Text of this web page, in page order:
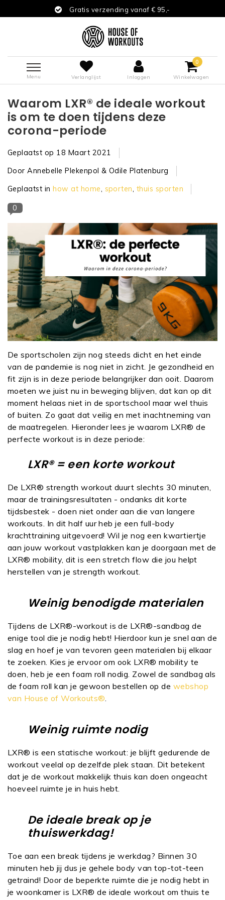
Gratis verzending vanaf € 95,-
Menu Verlanglijst Inloggen
0
Winkelwagen
Waarom LXR® de ideale workout
is om te doen tijdens deze
corona-periode
Geplaatst op 18 Maart 2021
Door Annebelle Plekenpol & Odile Platenburg
Geplaatst inhow at home, sporten, thuis sporten
0
De sportscholen zijn nog steeds dicht en het einde
van de pandemie is nog niet in zicht. Je gezondheid en
fit zijn is in deze periode belangrijker dan ooit. Daarom
moeten we juist nu in beweging blijven, dat kan op dit
moment helaas niet in de sportschool maar wel thuis
of buiten. Zo gaat dat veilig en met inachtneming van
de maatregelen. Hieronder lees je waarom LXR® de
perfecte workout is in deze periode:
LXR® = een korte workout
De LXR® strength workout duurt slechts 30 minuten,
maar de trainingsresultaten - ondanks dit korte
tijdsbestek - doen niet onder aan die van langere
workouts. In dit half uur heb je een full-body
krachttraining uitgevoerd! Wil je nog een kwartiertje
aan jouw workout vastplakken kan je doorgaan met de
LXR® mobility, dit is een stretch flow die jou helpt
herstellen van je strength workout.
Weinig benodigde materialen
Tijdens de LXR®-workout is de LXR®-sandbag de
enige tool die je nodig hebt! Hierdoor kun je snel aan de
slag en hoef je van tevoren geen materialen bij elkaar
te zoeken. Kies je ervoor om ook LXR® mobility te
doen, heb je een foam roll nodig. Zowel de sandbag als
de foam roll kan je gewoon bestellen op de webshop
van House of Workouts®
Weinig ruimte nodig
LXR® is een statische workout: je blijft gedurende de
workout veelal op dezelfde plek staan. Dit betekent
dat je de workout makkelijk thuis kan doen ongeacht
hoeveel ruimte je in huis hebt.
De ideale break op je
thuiswerkdag!
Toe aan een break tijdens je werkdag? Binnen 30
minuten heb jij dus je gehele body van top-tot-teen
getraind! Door de beperkte ruimte die je nodig hebt in
je woonkamer is LXR® de ideale workout om thuis te